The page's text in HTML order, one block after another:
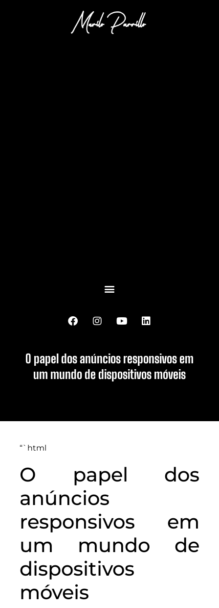
O papel dos anúncios responsivos em
um mundo de dispositivos móveis
“`html
O papel dos
anúncios
responsivos em
um mundo de
dispositivos
móveis